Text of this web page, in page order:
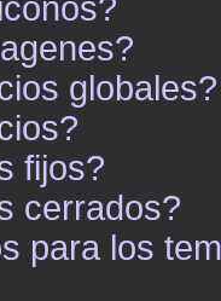
globales?
fijos?
cerrados?
para los